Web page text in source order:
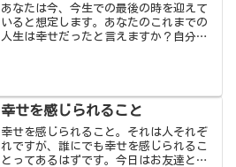
あなたは今、今生での最後の時を迎えて
いると想定します。あなたのこれまでの
人生は幸せだったと言えますか？自分が
幸せを感じられること
幸せを感じられること。それは人それぞ
れですが、誰にでも幸せを感じられるこ
とってあるはずです。今日はお友達とラ